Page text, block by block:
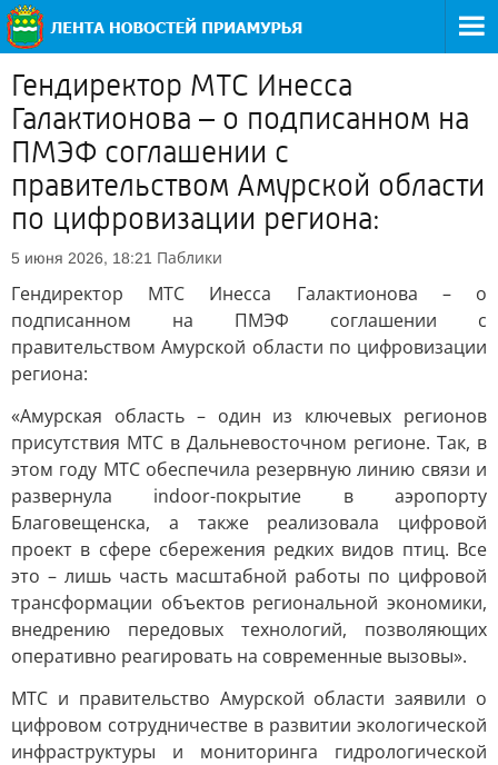
Гендиректор МТС Инесса
Галактионова – о подписанном на
ПМЭФ соглашении с
правительством Амурской области
по цифровизации региона:
5 июня 2026, 18:21 Паблики
Гендиректор МТС Инесса Галактионова – о
подписанном на ПМЭФ соглашении с
правительством Амурской области по цифровизации
региона:
«Амурская область – один из ключевых регионов
присутствия МТС в Дальневосточном регионе. Так, в
этом году МТС обеспечила резервную линию связи и
развернула indoor-покрытие в аэропорту
Благовещенска, а также реализовала цифровой
проект в сфере сбережения редких видов птиц. Все
это – лишь часть масштабной работы по цифровой
трансформации объектов региональной экономики,
внедрению передовых технологий, позволяющих
оперативно реагировать на современные вызовы».
МТС и правительство Амурской области заявили о
цифровом сотрудничестве в развитии экологической
инфраструктуры и мониторинга гидрологической